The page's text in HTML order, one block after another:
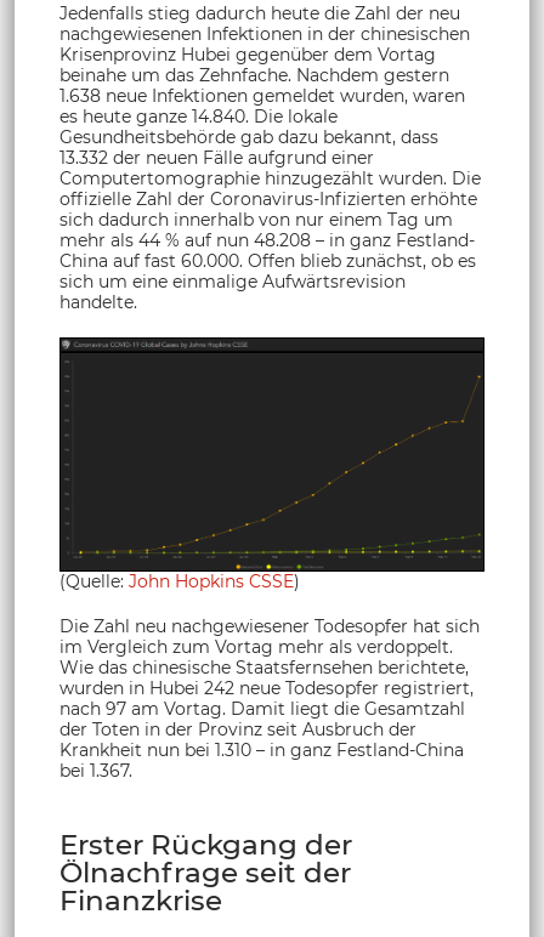
Jedenfalls stieg dadurch heute die Zahl der neu
nachgewiesenen Infektionen in der chinesischen
Krisenprovinz Hubei gegenüber dem Vortag
beinahe um das Zehnfache. Nachdem gestern
1.638 neue Infektionen gemeldet wurden, waren
es heute ganze 14.840. Die lokale
Gesundheitsbehörde gab dazu bekannt, dass
13.332 der neuen Fälle aufgrund einer
Computertomographie hinzugezählt wurden. Die
offizielle Zahl der Coronavirus-Infizierten erhöhte
sich dadurch innerhalb von nur einem Tag um
mehr als 44 % auf nun 48.208 – in ganz Festland-
China auf fast 60.000. Offen blieb zunächst, ob es
sich um eine einmalige Aufwärtsrevision
handelte.
(Quelle: John Hopkins CSSE)
Die Zahl neu nachgewiesener Todesopfer hat sich
im Vergleich zum Vortag mehr als verdoppelt.
Wie das chinesische Staatsfernsehen berichtete,
wurden in Hubei 242 neue Todesopfer registriert,
nach 97 am Vortag. Damit liegt die Gesamtzahl
der Toten in der Provinz seit Ausbruch der
Krankheit nun bei 1.310 – in ganz Festland-China
bei 1.367.
Erster Rückgang der
Ölnachfrage seit der
Finanzkrise